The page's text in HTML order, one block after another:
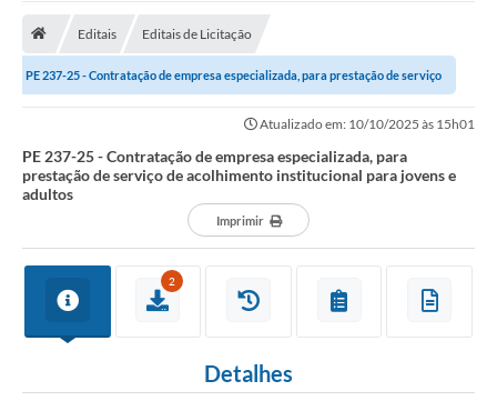
SIC
Prestação de Contas
Conselhos Municipais
Arquivos para Download
Editais Editais de Licitação
PE 237-25 - Contratação de empresa especializada, para prestação de serviço
Atualizado em: 10/10/2025 às 15h01
PE 237-25 - Contratação de empresa especializada, para
prestação de serviço de acolhimento institucional para jovens e
adultos
Imprimir
2
Detalhes